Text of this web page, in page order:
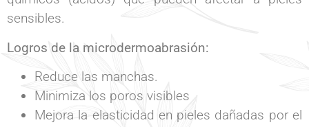
sensibles.
Logros de la microdermoabrasión:
Reduce las manchas.
Minimiza los poros visibles
Mejora la elasticidad en pieles dañadas por el